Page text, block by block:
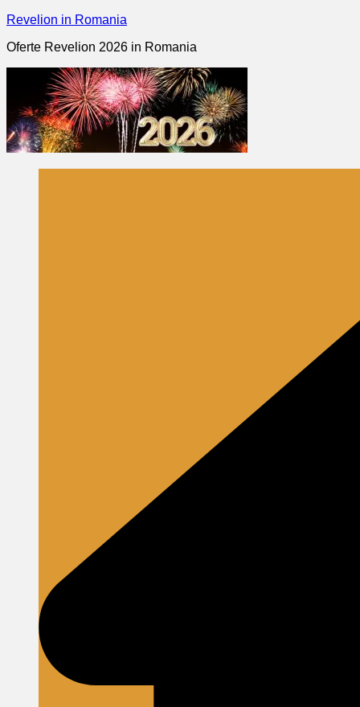
Skip
content
Revelion in Romania
Oferte Revelion 2026 in Romania